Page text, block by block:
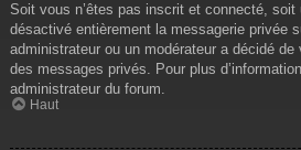
Soit vous n’êtes pas inscrit et connecté, soit
désactivé entièrement la messagerie privée
administrateur ou un modérateur a décidé de
des messages privés. Pour plus
administrateur du forum.
Haut